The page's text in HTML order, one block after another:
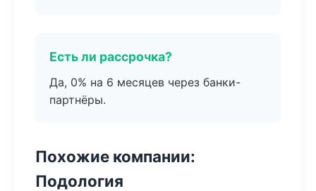
Есть ли рассрочка?
Да, 0% на 6 месяцев через банки-
партнёры.
Похожие компании:
Подология